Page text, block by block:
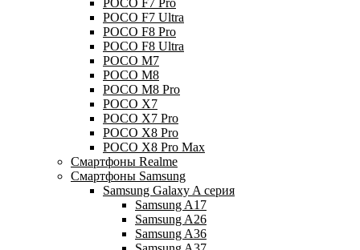
POCO F7 Pro
POCO F7 Ultra
POCO F8 Pro
POCO F8 Ultra
POCO M7
POCO M8
POCO M8 Pro
POCO X7
POCO X7 Pro
POCO X8 Pro
POCO X8 Pro Max
Смартфоны Realme
Смартфоны Samsung
Samsung Galaxy A серия
Samsung A17
Samsung A26
Samsung A36